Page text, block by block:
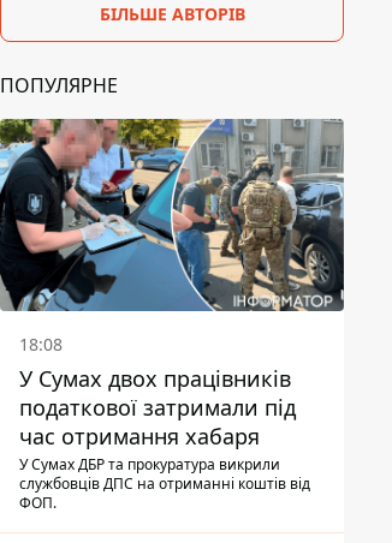
БІЛЬШЕ АВТОРІВ
ПОПУЛЯРНЕ
18:08
У Сумах двох працівників
податкової затримали під
час отримання хабаря
У Сумах ДБР та прокуратура викрили
службовців ДПС на отриманні коштів від
ФОП.